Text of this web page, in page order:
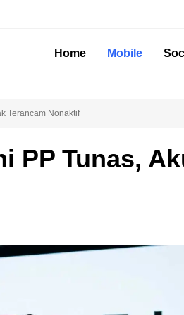
Home Mobile
Terancam Nonaktif
PP Tunas,